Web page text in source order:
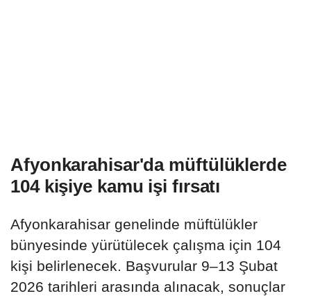
Afyonkarahisar'da müftülüklerde
104 kişiye kamu işi fırsatı
Afyonkarahisar genelinde müftülükler
bünyesinde yürütülecek çalışma için 104
kişi belirlenecek. Başvurular 9–13 Şubat
2026 tarihleri arasında alınacak, sonuçlar